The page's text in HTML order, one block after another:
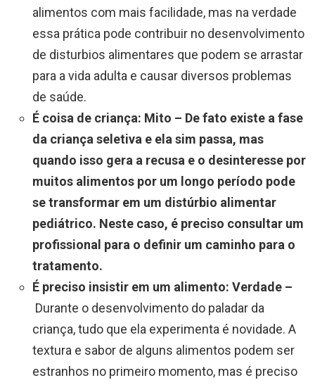
alimentos com mais facilidade, mas na verdade
essa prática pode contribuir no desenvolvimento
de disturbios alimentares que podem se arrastar
para a vida adulta e causar diversos problemas
de saúde.
É coisa de criança: Mito – De fato existe a fase
da criança seletiva e ela sim passa, mas
quando isso gera a recusa e o desinteresse por
muitos alimentos por um longo período pode
se transformar em um distúrbio alimentar
pediátrico. Neste caso, é preciso consultar um
profissional para o definir um caminho para o
tratamento.
É preciso insistir em um alimento: Verdade –
Durante o desenvolvimento do paladar da
criança, tudo que ela experimenta é novidade. A
textura e sabor de alguns alimentos podem ser
estranhos no primeiro momento, mas é preciso